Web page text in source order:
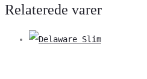
Relaterede varer